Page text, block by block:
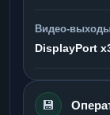
Видео-
DisplayPort
💾